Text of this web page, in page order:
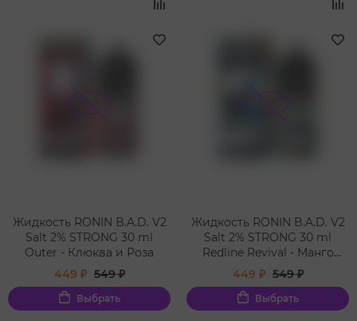
Жидкость RONIN B.A.D. V2
Salt 2% STRONG 30 ml
Outer - Клюква и Роза
449 ₽ 549 ₽
Выбрать
Жидкость RONIN B.A.D. V2
Salt 2% STRONG 30 ml
Redline Revival - Манго
Апельсин
449 ₽ 549 ₽
Выбрать